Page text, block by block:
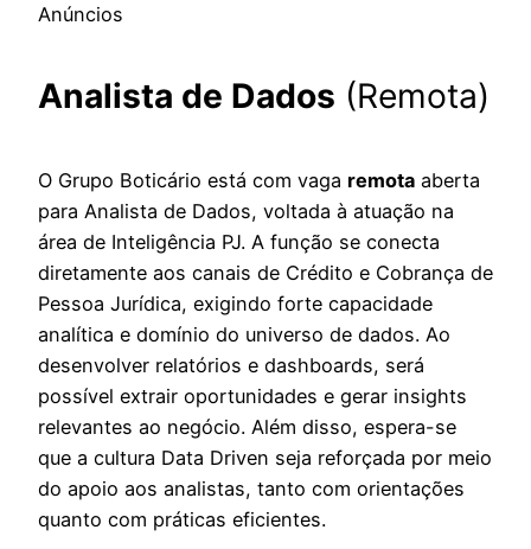
Anúncios
Analista de Dados (Remota)
O Grupo Boticário está com vaga remota aberta
para Analista de Dados, voltada à atuação na
área de Inteligência PJ. A função se conecta
diretamente aos canais de Crédito e Cobrança de
Pessoa Jurídica, exigindo forte capacidade
analítica e domínio do universo de dados. Ao
desenvolver relatórios e dashboards, será
possível extrair oportunidades e gerar insights
relevantes ao negócio. Além disso, espera-se
que a cultura Data Driven seja reforçada por meio
do apoio aos analistas, tanto com orientações
quanto com práticas eficientes.